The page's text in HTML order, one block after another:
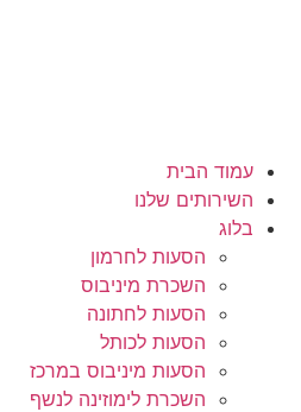
עמוד הבית
השירותים שלנו
בלוג
הסעות לחרמון
השכרת מיניבוס
הסעות לחתונה
הסעות לכותל
הסעות מיניבוס במרכז
השכרת לימוזינה לנשף